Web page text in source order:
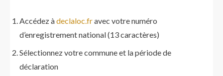
Accédez àdeclaloc.fravec votre numéro
d’enregistrement national (13 caractères)
Sélectionnez votre commune et la période de
déclaration